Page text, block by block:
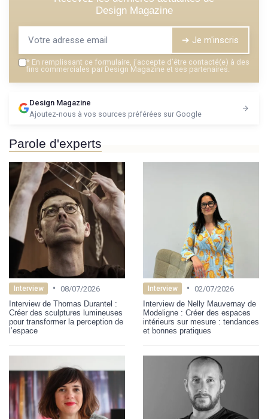
Design Magazine
➔ Je m'inscris
* En remplissant ce formulaire, j’accepte d’être contacté(e) à des
fins commerciales par Design Magazine et ses partenaires.
Design Magazine
Ajoutez-nous à vos sources préférées sur Google
Parole d'experts
Interview • 08/07/2026
Interview de Thomas Durantel :
Créer des sculptures lumineuses
pour transformer la perception de
l’espace
Interview • 02/07/2026
Interview de Nelly Mauvernay de
Modeligne : Créer des espaces
intérieurs sur mesure : tendances
et bonnes pratiques